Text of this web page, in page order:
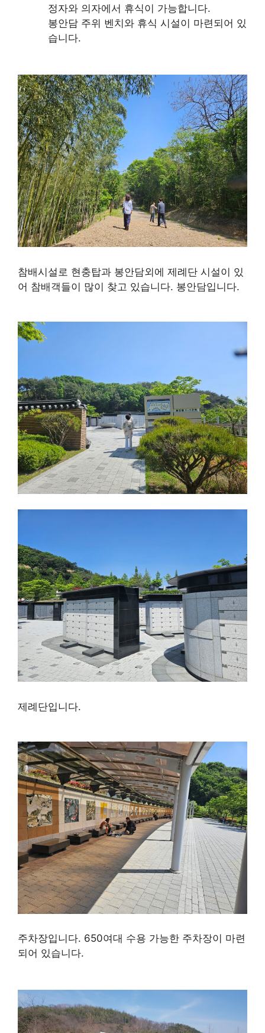
정자와 의자에서 휴식이 가능합니다.
봉안담 주위 벤치와 휴식 시설이 마련되어 있
습니다.
참배시설로 현충탑과 봉안담외에 제례단 시설이 있
어 참배객들이 많이 찾고 있습니다. 봉안담입니다.
제례단입니다.
주차장입니다. 650여대 수용 가능한 주차장이 마련
되어 있습니다.